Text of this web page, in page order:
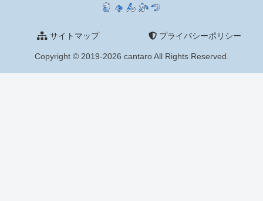
サイトマップ プライバシーポリシー
Copyright © 2019-2026 cantaro All Rights Reserved.